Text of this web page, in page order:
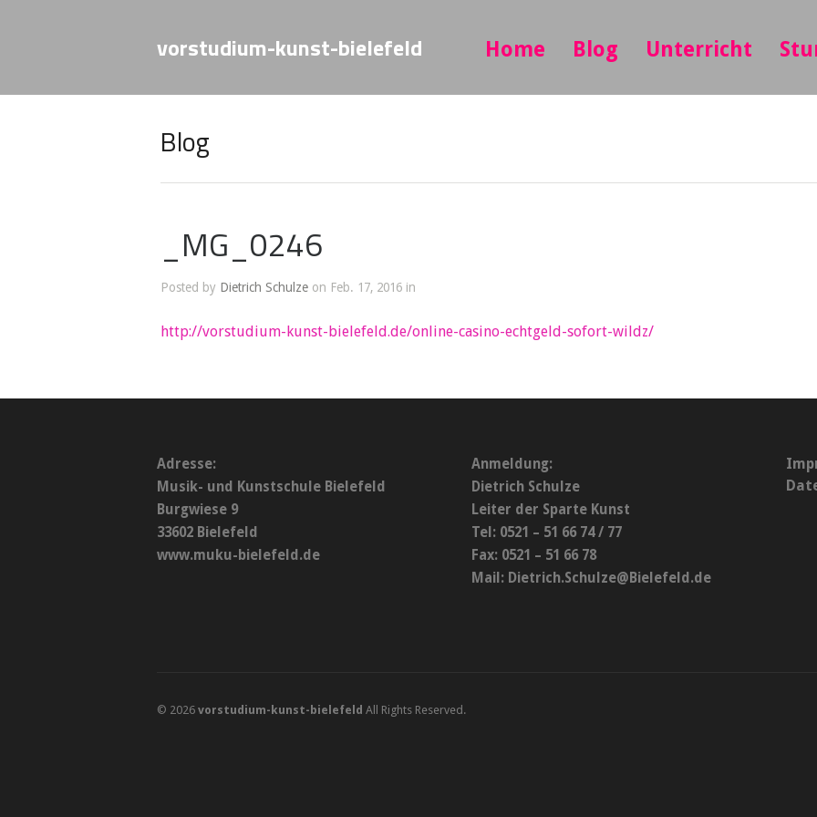
vorstudium-kunst-bielefeld Home Blog Unterricht
Blog
_MG_0246
Posted by Dietrich Schulze on Feb. 17, 2016 in
http://vorstudium-kunst-bielefeld.de/online-casino-echtgeld-sofort-wildz/
Adresse:
Musik- und Kunstschule Bielefeld
Burgwiese 9
33602 Bielefeld
www.muku-bielefeld.de
Anmeldung:
Dietrich Schulze
Leiter der Sparte Kunst
Tel: 0521 – 51 66 74 / 77
Fax: 0521 – 51 66 78
Mail: Dietrich.Schulze@Bielefeld.de
© 2026 vorstudium-kunst-bielefeld All Rights Reserved.